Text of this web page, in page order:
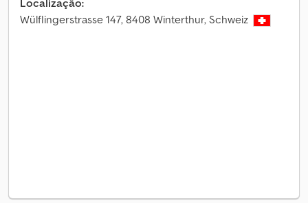
Localização:
Wülflingerstrasse 147, 8408 Winterthur, Schweiz